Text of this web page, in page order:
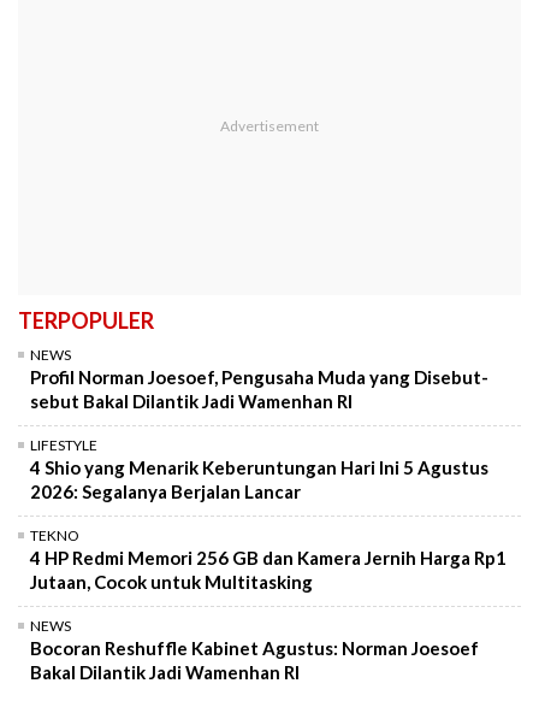
TERPOPULER
NEWS
Profil Norman Joesoef, Pengusaha Muda yang Disebut-
sebut Bakal Dilantik Jadi Wamenhan RI
LIFESTYLE
4 Shio yang Menarik Keberuntungan Hari Ini 5 Agustus
2026: Segalanya Berjalan Lancar
TEKNO
4 HP Redmi Memori 256 GB dan Kamera Jernih Harga Rp1
Jutaan, Cocok untuk Multitasking
NEWS
Bocoran Reshuffle Kabinet Agustus: Norman Joesoef
Bakal Dilantik Jadi Wamenhan RI